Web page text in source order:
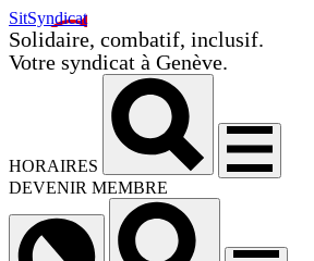
SitSyndicat
Solidaire, combatif, inclusif.
Votre syndicat à Genève.
HORAIRES
DEVENIR MEMBRE